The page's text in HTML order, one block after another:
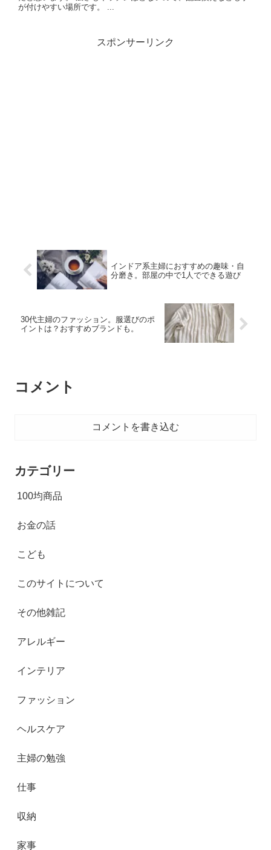
が付けやすい場所です。 ...
スポンサーリンク
インドア系主婦におすすめの趣味・自
分磨き。部屋の中で1人でできる遊び
30代主婦のファッション。服選びのポ
イントは？おすすめブランドも。
コメント
コメントを書き込む
カテゴリー
100均商品
お金の話
こども
このサイトについて
その他雑記
アレルギー
インテリア
ファッション
ヘルスケア
主婦の勉強
仕事
収納
家事